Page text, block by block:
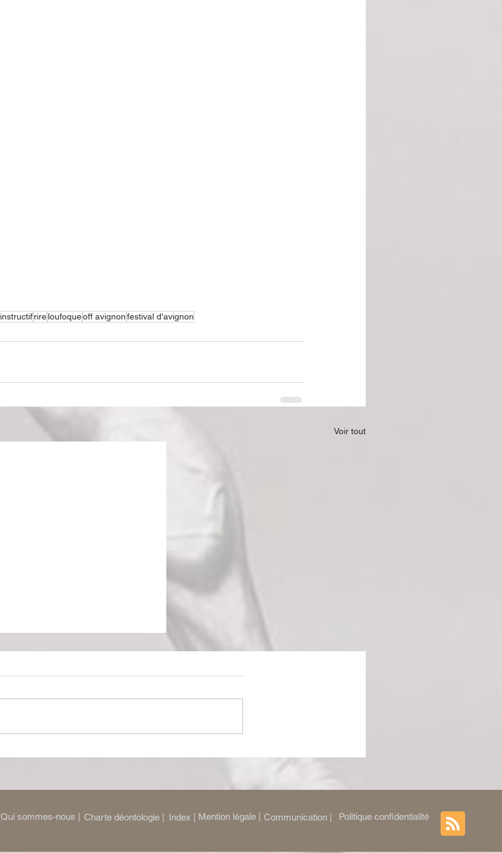
instructifrireloufoqueoff avignonfestival d'avignon
Voir tout
Fantasio
Qui sommes-nous | Charte déontologie | Index | Mention légale | Communication | Politique confidentialité